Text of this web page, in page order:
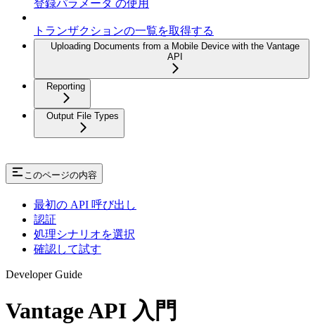
登録パラメータ の使用
トランザクションの一覧を取得する
Uploading Documents from a Mobile Device with the Vantage
API
Reporting
Output File Types
このページの内容
最初の API 呼び出し
認証
処理シナリオを選択
確認して試す
Developer Guide
Vantage API 入門